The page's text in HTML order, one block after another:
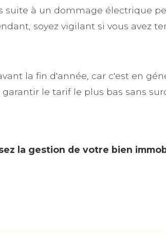
à un dommage électrique
soyez vigilant si vous avez
la fin d'année, car c'est en
le tarif le plus bas sans
la gestion de votre bien